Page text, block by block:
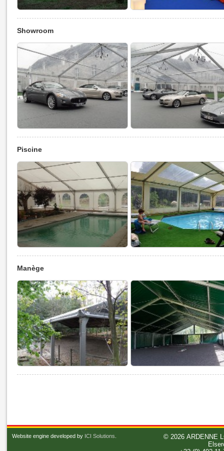
Showroom
Piscine
Manège
Website engine developed by ICI Solutions © 2026 ARDENNE